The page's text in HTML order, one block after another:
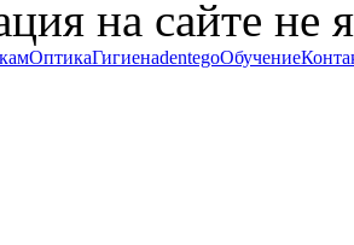
на сайте не
ОптикаГигиенаdentegoОбучение